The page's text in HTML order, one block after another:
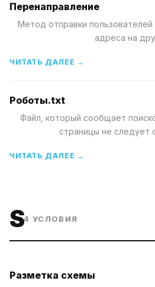
Перенаправление
Метод отправки пользователей
адреса на
ЧИТАТЬ ДАЛЕЕ →
Роботы.txt
Файл, который сообщает
страницы не следует
ЧИТАТЬ ДАЛЕЕ →
S4 УСЛОВИЯ
Разметка схемы